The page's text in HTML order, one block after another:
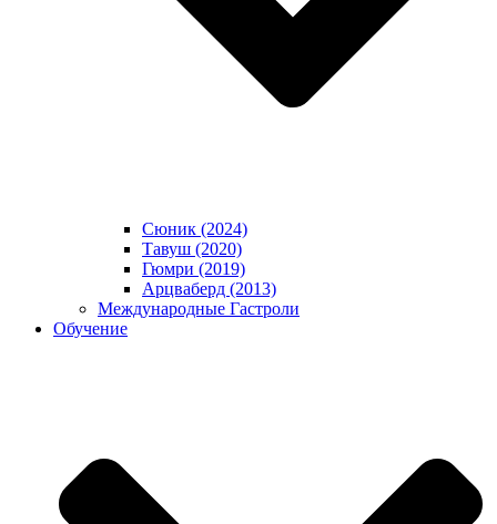
Сюник (2024)
Тавуш (2020)
Гюмри (2019)
Арцваберд (2013)
Международные Гастроли
Обучение